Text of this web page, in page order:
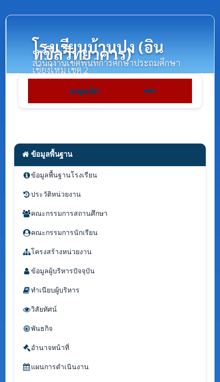
โรงเรียนบ้านปง (อิน
ทขิลวิทยาคาร)
สำนักงานเขตพื้นที่การศึกษาประถมศึกษา
เชียงใหม่ เขต 2
เมนูหลัก
ข้อมูลพื้นฐาน
ข้อมูลพื้นฐานโรงเรียน
ประวัติหน่วยงาน
คณะกรรมการสถานศึกษา
คณะกรรมการนักเรียน
โครงสร้างหน่วยงาน
ข้อมูลผู้บริหารปัจจุบัน
ทำเนียบผู้บริหาร
วิสัยทัศน์
พันธกิจ
อำนาจหน้าที่
แผนการดำเนินงาน